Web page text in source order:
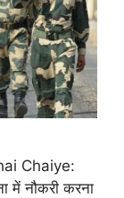
Chaiye:
में नौकरी करना